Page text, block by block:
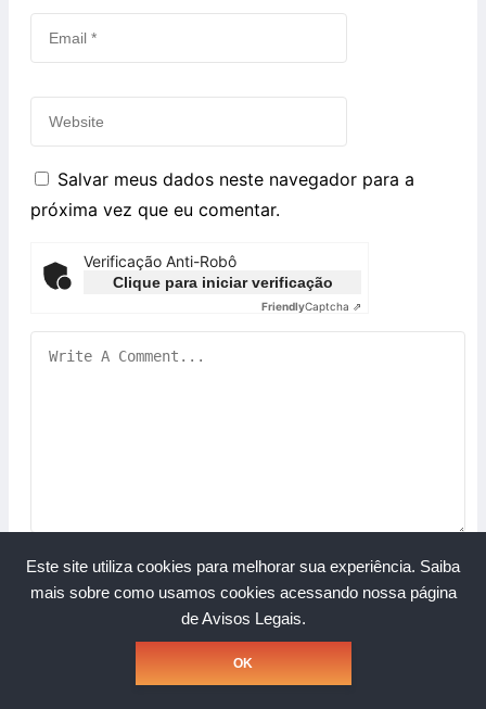
Este site utiliza cookies para melhorar sua experiência. Saiba
mais sobre como usamos cookies acessando nossa página
de Avisos Legais.
OK
Salvar meus dados neste navegador para a
próxima vez que eu comentar.
Verificação Anti-Robô
Clique para iniciar verificação
FriendlyCaptcha ⇗